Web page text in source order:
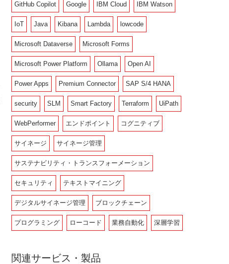
GitHub Copilot Google IBM Cloud IBM Watson
IoT Java Kibana Lambda lowcode
Microsoft Dataverse Microsoft Forms
Microsoft Power Platform Ollama Open AI
Power Apps Premium Connector SAP S/4 HANA
security SLM Smart Factory Terraform UiPath
WebPerformer エンドポイント コグニティブ
サイネージ サイネージ管理
サステナビリティ・トランスフォーメーション
セキュリティ テキストマイニング
デジタルサイネージ管理 ブロックチェーン
プログラミング ローコード 業務自動化 深層学習
関連サービス・製品